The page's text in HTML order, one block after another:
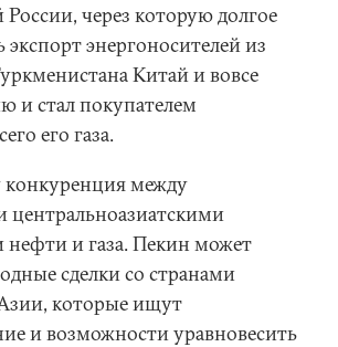
России, через которую долгое
экспорт энергоносителей из
Китай и вовсе
и стал покупателем
его газа.
между
центральноазиатскими
и газа. Пекин может
сделки со странами
которые ищут
и возможности уравновесить